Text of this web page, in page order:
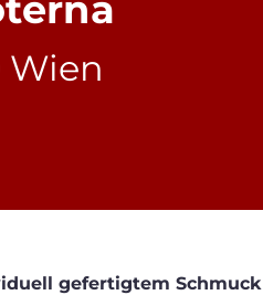
Wien
gefertigtem Schmuck